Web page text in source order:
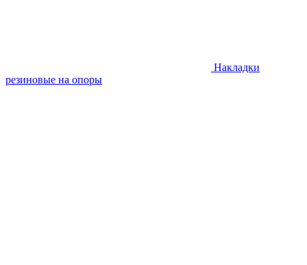
Накладки
резиновые на опоры